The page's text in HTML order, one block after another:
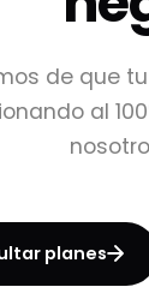
de que
al
planes